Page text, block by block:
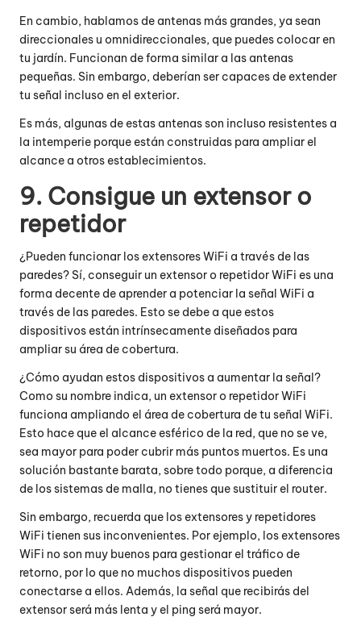
En cambio, hablamos de antenas más grandes, ya sean
direccionales u omnidireccionales, que puedes colocar en
tu jardín. Funcionan de forma similar a las antenas
pequeñas. Sin embargo, deberían ser capaces de extender
tu señal incluso en el exterior.
Es más, algunas de estas antenas son incluso resistentes a
la intemperie porque están construidas para ampliar el
alcance a otros establecimientos.
9. Consigue un extensor o
repetidor
¿Pueden funcionar los extensores WiFi a través de las
paredes? Sí, conseguir un extensor o repetidor WiFi es una
forma decente de aprender a potenciar la señal WiFi a
través de las paredes. Esto se debe a que estos
dispositivos están intrínsecamente diseñados para
ampliar su área de cobertura.
¿Cómo ayudan estos dispositivos a aumentar la señal?
Como su nombre indica, un extensor o repetidor WiFi
funciona ampliando el área de cobertura de tu señal WiFi.
Esto hace que el alcance esférico de la red, que no se ve,
sea mayor para poder cubrir más puntos muertos. Es una
solución bastante barata, sobre todo porque, a diferencia
de los sistemas de malla, no tienes que sustituir el router.
Sin embargo, recuerda que los extensores y repetidores
WiFi tienen sus inconvenientes. Por ejemplo, los extensores
WiFi no son muy buenos para gestionar el tráfico de
retorno, por lo que no muchos dispositivos pueden
conectarse a ellos. Además, la señal que recibirás del
extensor será más lenta y el ping será mayor.